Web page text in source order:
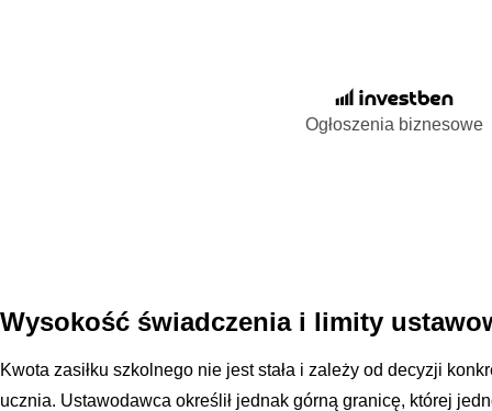
Ogłoszenia biznesowe
Wysokość świadczenia i limity
Kwota zasiłku szkolnego nie jest stała i zależy od decyzji
ucznia. Ustawodawca określił jednak górną granicę, której